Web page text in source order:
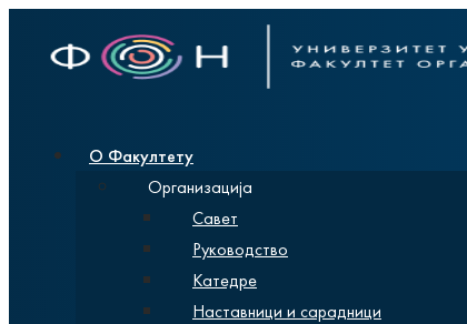
О Факултету
Организација
Савет
Руководство
Катедре
Наставници и сарадници